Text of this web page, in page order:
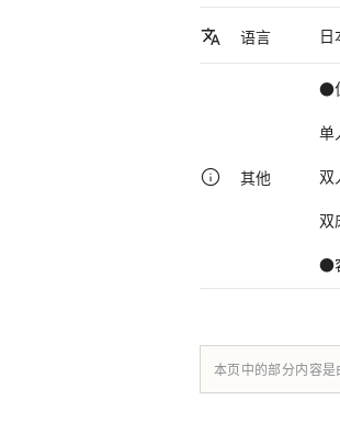
语言
其他
●
单
双
双
●
本页中的部分内容是